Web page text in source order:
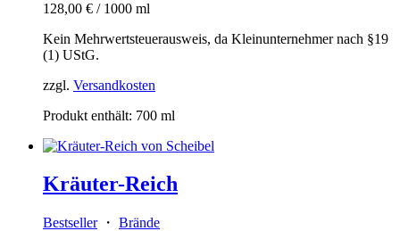
128,00 € / 1000 ml
Kein Mehrwertsteuerausweis, da Kleinunternehmer nach §19
(1) UStG.
zzgl. Versandkosten
Produkt enthält: 700 ml
Kräuter-Reich
Bestseller・ Brände